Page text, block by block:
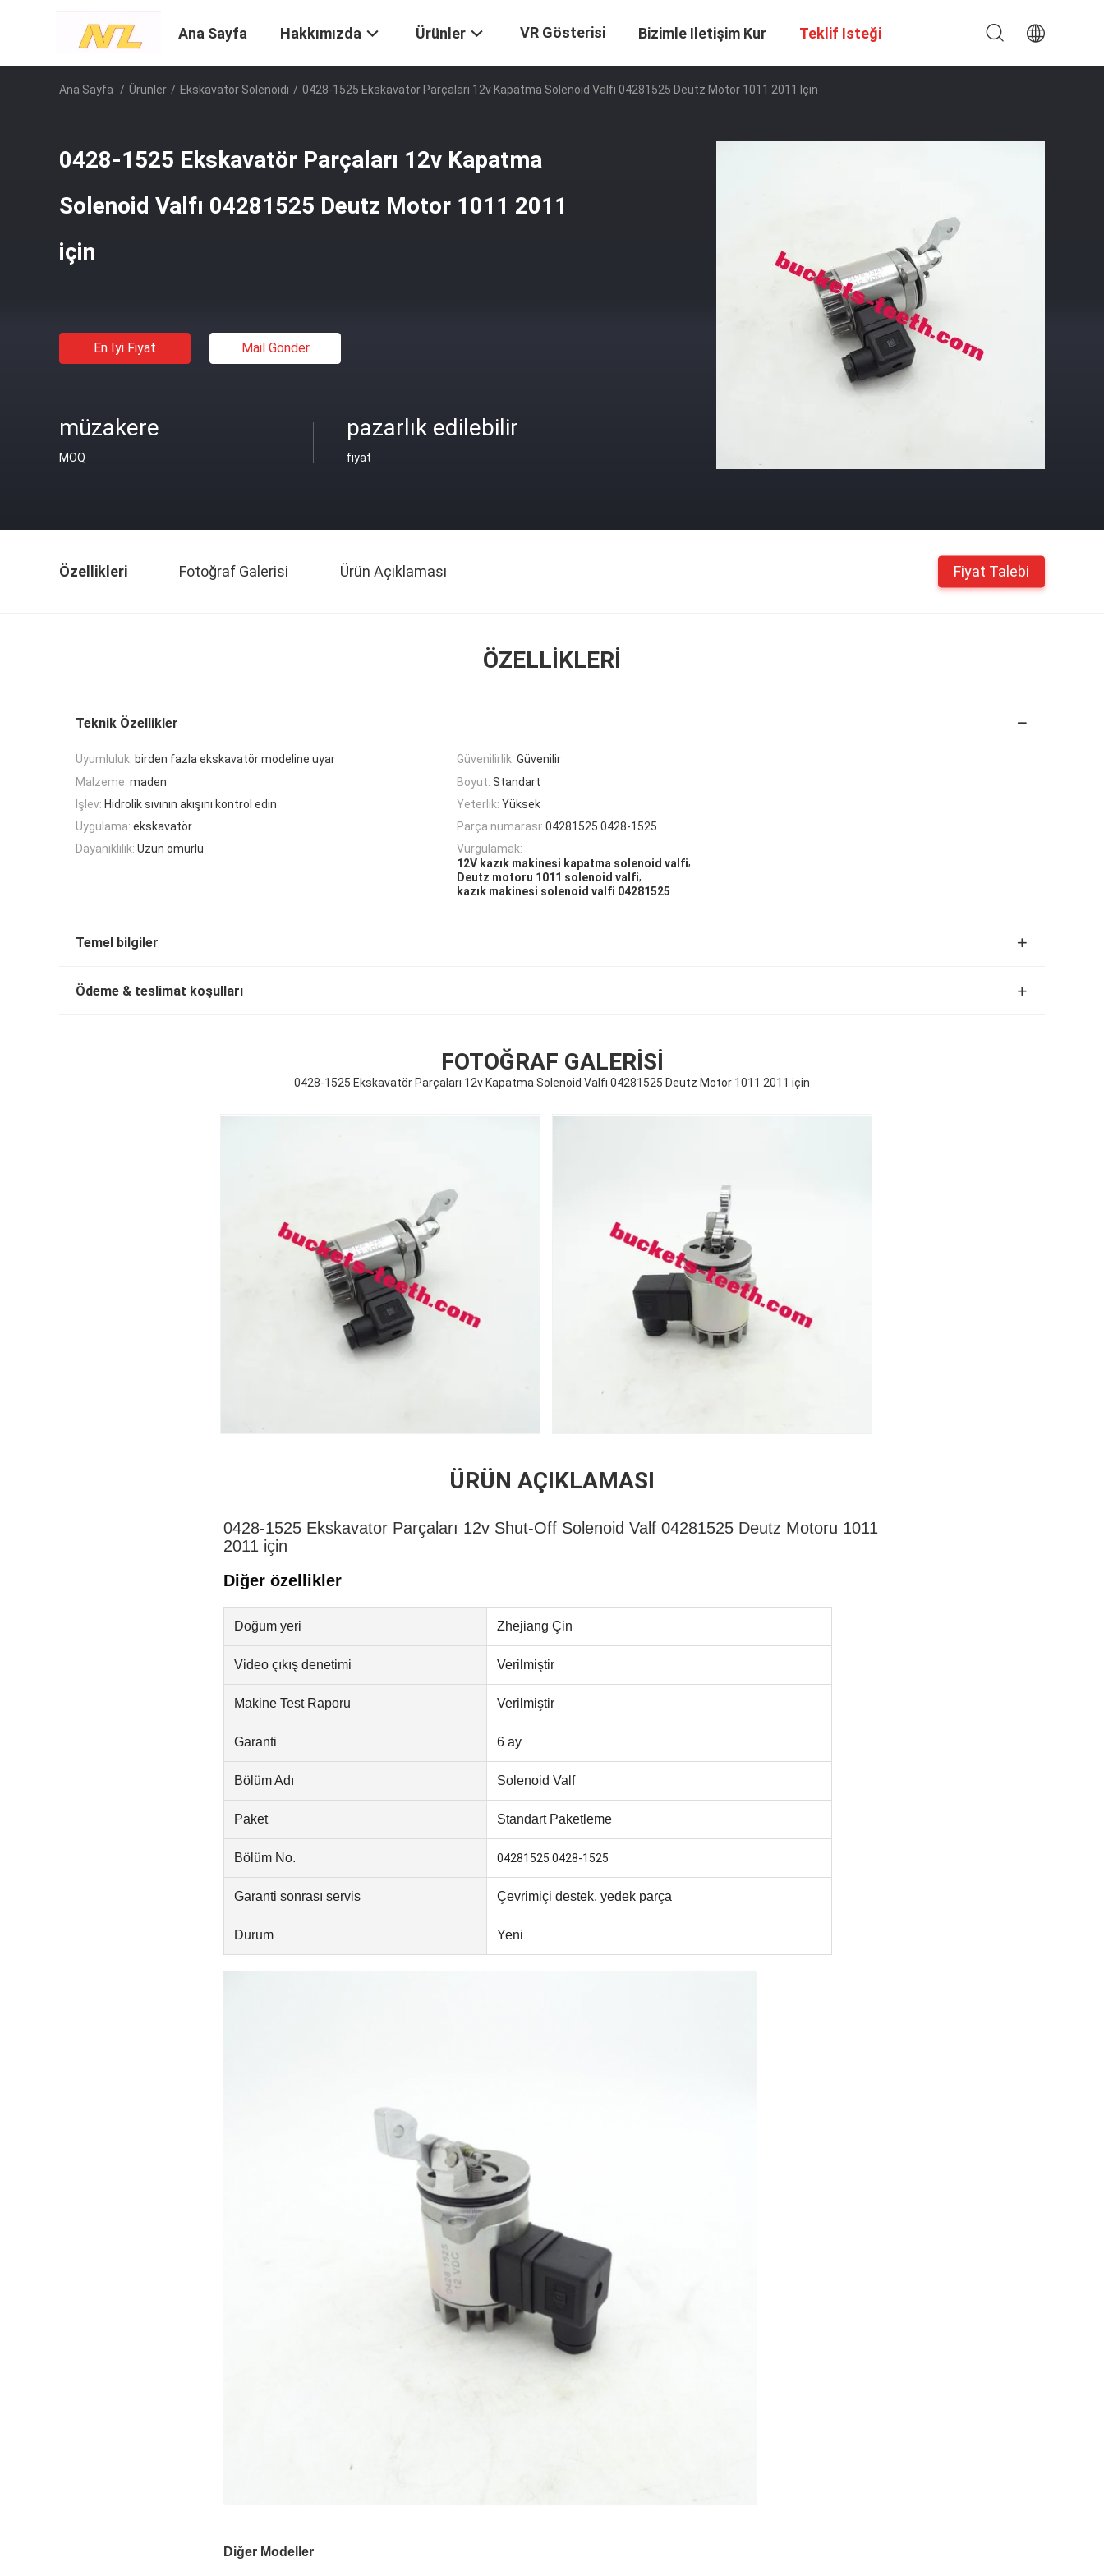
Ana Sayfa Hakkımızda Ürünler VR Gösterisi Bizimle Iletişim Kur Teklif Isteği
Ana Sayfa / Ürünler / Ekskavatör Solenoidi / 0428-1525 Ekskavatör Parçaları 12v Kapatma Solenoid Valfı 04281525 Deutz Motor 1011 2011 Için
0428-1525 Ekskavatör Parçaları 12v Kapatma
Solenoid Valfı 04281525 Deutz Motor 1011 2011
için
En Iyi Fiyat Mail Gönder
müzakere
MOQ
pazarlık edilebilir
fiyat
Özellikleri Fotoğraf Galerisi Ürün Açıklaması Fiyat Talebi
ÖZELLIKLERI
Teknik Özellikler
Uyumluluk: birden fazla ekskavatör modeline uyar Güvenilirlik: Güvenilir
Malzeme: maden Boyut: Standart
İşlev: Hidrolik sıvının akışını kontrol edin Yeterlik: Yüksek
Uygulama: ekskavatör Parça numarası: 04281525 0428-1525
Dayanıklılık: Uzun ömürlü
Vurgulamak:
12V kazık makinesi kapatma solenoid valfi,
Deutz motoru 1011 solenoid valfi,
kazık makinesi solenoid valfi 04281525
Temel bilgiler
Ödeme & teslimat koşulları
FOTOĞRAF GALERISI
0428-1525 Ekskavatör Parçaları 12v Kapatma Solenoid Valfı 04281525 Deutz Motor 1011 2011 için
ÜRÜN AÇIKLAMASI
0428-1525 Ekskavator Parçaları 12v Shut-Off Solenoid Valf 04281525 Deutz Motoru 1011
2011 için
Diğer özellikler
Doğum yeri Zhejiang Çin
Video çıkış denetimi Verilmiştir
Makine Test Raporu Verilmiştir
Garanti 6 ay
Bölüm Adı Solenoid Valf
Paket Standart Paketleme
Bölüm No. 04281525 0428-1525
Garanti sonrası servis Çevrimiçi destek, yedek parça
Durum Yeni
Diğer Modeller